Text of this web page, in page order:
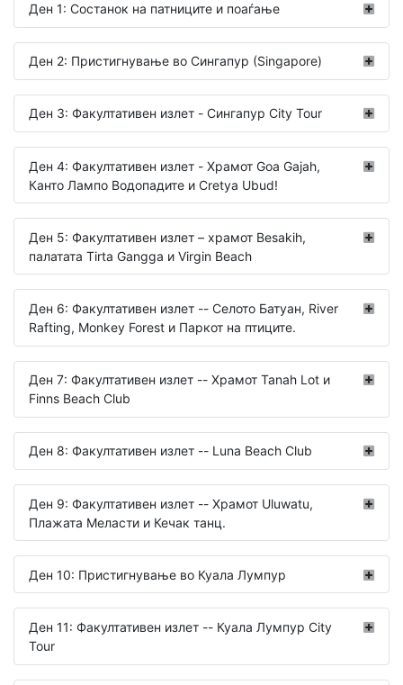
Ден 1: Состанок на патниците и поаѓање
Ден 2: Пристигнување во Сингапур (Singapore)
Ден 3: Факултативен излет - Сингапур City Tour
Ден 4: Факултативен излет - Храмот Goa Gajah,
Канто Лампо Водопадите и Cretya Ubud!
Ден 5: Факултативен излет – храмот Besakih,
палатата Tirta Gangga и Virgin Beach
Ден 6: Факултативен излет -- Селото Батуан, River
Rafting, Monkey Forest и Паркот на птиците.
Ден 7: Факултативен излет -- Храмот Tanah Lot и
Finns Beach Club
Ден 8: Факултативен излет -- Luna Beach Club
Ден 9: Факултативен излет -- Храмот Uluwatu,
Плажата Меласти и Кечак танц.
Ден 10: Пристигнување во Куала Лумпур
Ден 11: Факултативен излет -- Куала Лумпур City
Tour